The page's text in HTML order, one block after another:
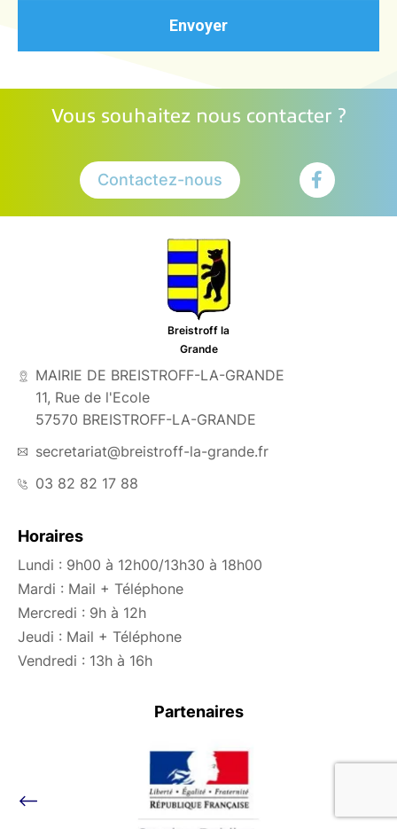
Vous souhaitez nous contacter ?
Contactez-nous
Breistroff la
Grande
MAIRIE DE BREISTROFF-LA-GRANDE
11, Rue de l'Ecole
57570 BREISTROFF-LA-GRANDE
secretariat@breistroff-la-grande.fr
03 82 82 17 88
Horaires
Lundi : 9h00 à 12h00/13h30 à 18h00
Mardi : Mail + Téléphone
Mercredi : 9h à 12h
Jeudi : Mail + Téléphone
Vendredi : 13h à 16h
Partenaires